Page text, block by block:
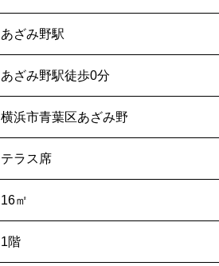
あざみ野駅
あざみ野駅徒歩0分
横浜市青葉区あざみ野
テラス席
16㎡
1階